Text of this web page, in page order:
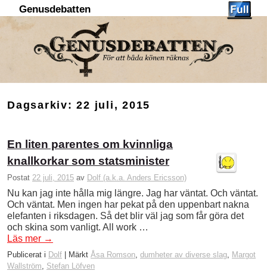
Genusdebatten
Dagsarkiv:22 juli, 2015
En liten parentes om kvinnliga
knallkorkar som statsminister
Postat 22 juli, 2015 av Dolf (a.k.a. Anders Ericsson)
Nu kan jag inte hålla mig längre. Jag har väntat. Och väntat.
Och väntat. Men ingen har pekat på den uppenbart nakna
elefanten i riksdagen. Så det blir väl jag som får göra det
och skina som vanligt. All work …
Läs mer →
Publicerat i Dolf Märkt Åsa Romson, dumheter av diverse slag, Margot
Wallström, Stefan Löfven